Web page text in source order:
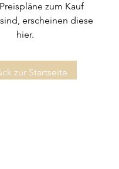
zum Kauf
erscheinen diese
hier.
zur Startseite